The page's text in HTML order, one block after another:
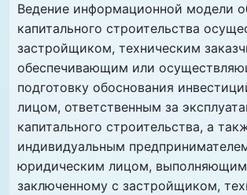
Ведение информационной модели
капитального строительства
застройщиком, техническим
обеспечивающим или
подготовку обоснования
лицом, ответственным за
капитального строительства, а
индивидуальным
юридическим лицом,
заключенному с застройщиком,